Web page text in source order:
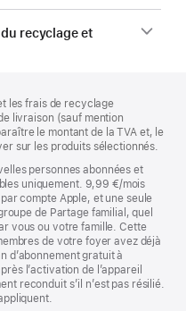
recyclage et
les frais de recyclage
livraison (sauf mention
le montant de la TVA et, le
sur les produits sélectionnés.
personnes abonnées et
uniquement. 9,99 €/mois
compte Apple, et une seule
de Partage familial, quel
vous ou votre famille. Cette
de votre foyer avez déjà
d’abonnement gratuit à
l’activation de l’appareil
reconduit s’il n’est pas résilié.